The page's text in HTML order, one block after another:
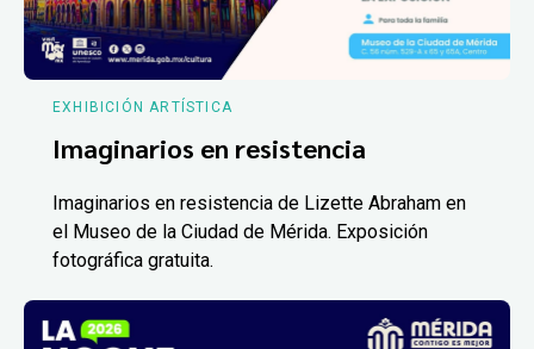
EXHIBICIÓN ARTÍSTICA
Imaginarios en resistencia
Imaginarios en resistencia de Lizette Abraham en
el Museo de la Ciudad de Mérida. Exposición
fotográfica gratuita.